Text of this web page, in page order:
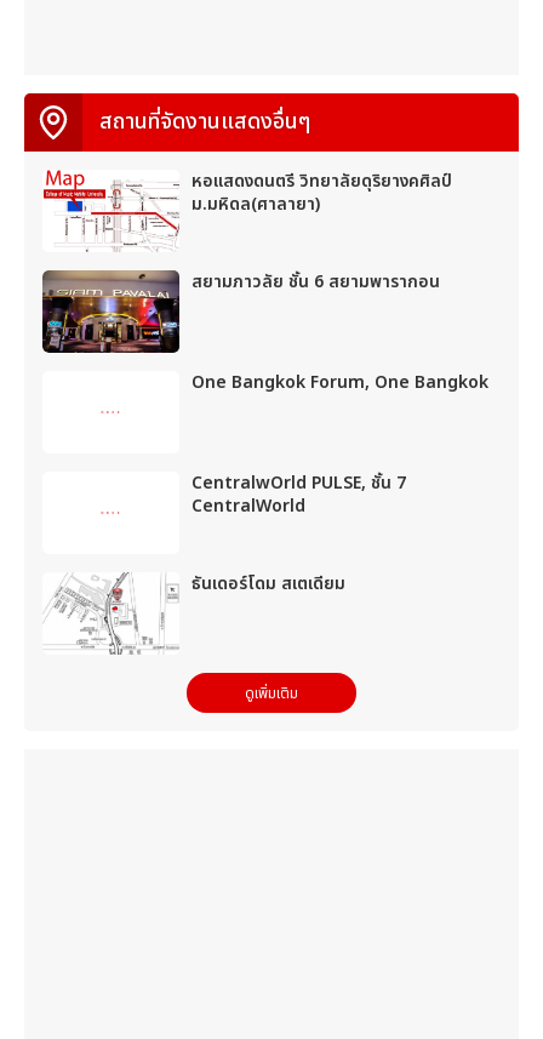
สถานที่จัดงานแสดงอื่นๆ
หอแสดงดนตรี วิทยาลัยดุริยางคศิลป์
ม.มหิดล(ศาลายา)
สยามภาวลัย ชั้น 6 สยามพารากอน
One Bangkok Forum, One Bangkok
CentralwOrld PULSE, ชั้น 7
CentralWorld
ธันเดอร์โดม สเตเดียม
ดูเพิ่มเติม